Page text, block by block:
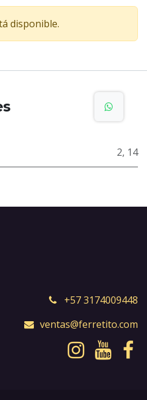
disponible.
2, 14
+57 3174009448
ventas@ferretito.com